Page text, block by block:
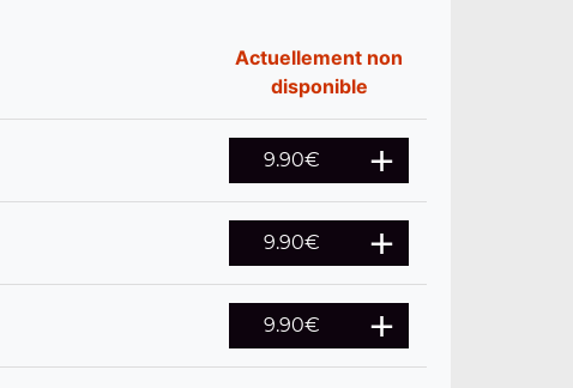
Actuellement non
disponible
9.90€
9.90€
9.90€